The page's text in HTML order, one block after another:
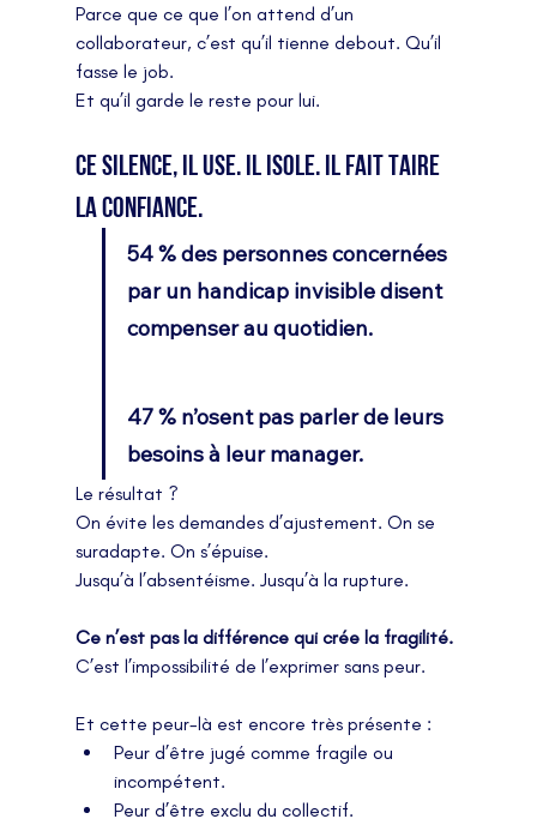
Parce que ce que l’on attend d’un
collaborateur, c’est qu’il tienne debout. Qu’il
fasse le job.
Et qu’il garde le reste pour lui.
Ce silence, il use. Il isole. Il fait taire
la confiance.
54 % des personnes concernées
par un handicap invisible disent
compenser au quotidien.
47 % n’osent pas parler de leurs
besoins à leur manager.
Le résultat ?
On évite les demandes d’ajustement. On se
suradapte. On s’épuise.
Jusqu’à l’absentéisme. Jusqu’à la rupture.
Ce n’est pas la différence qui crée la fragilité.
C’est l’impossibilité de l’exprimer sans peur.
Et cette peur-là est encore très présente :
Peur d’être jugé comme fragile ou
incompétent.
Peur d’être exclu du collectif.